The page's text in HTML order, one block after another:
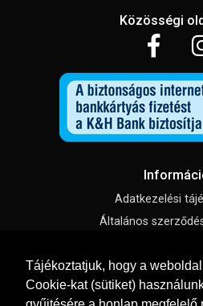
Tájékoztatjuk, hogy a
Cookie-kat (sütiket)
Közösségi
Adatkezelési
Általános
Süti